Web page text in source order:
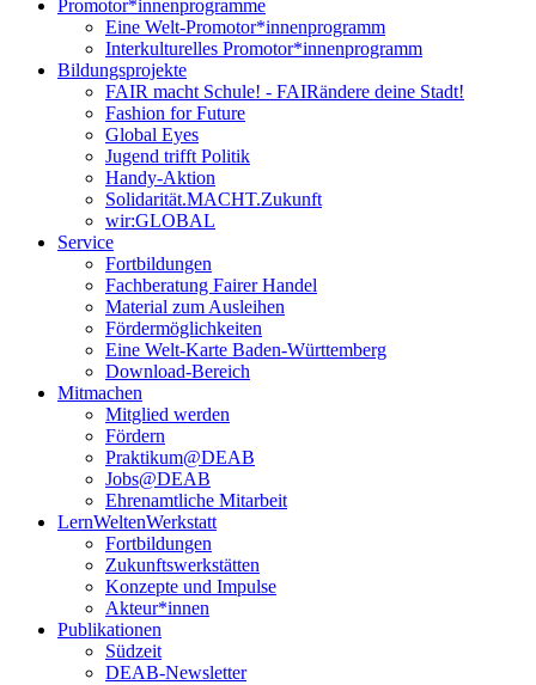
Promotor*innen­programme
Eine Welt-Promotor*innenprogramm
Interkulturelles Promotor*innenprogramm
Bildungsprojekte
FAIR macht Schule! - FAIRändere deine Stadt!
Fashion for Future
Global Eyes
Jugend trifft Politik
Handy-Aktion
Solidarität.MACHT.Zukunft
wir:GLOBAL
Service
Fortbildungen
Fachberatung Fairer Handel
Material zum Ausleihen
Fördermöglichkeiten
Eine Welt-Karte Baden-Württemberg
Download-Bereich
Mitmachen
Mitglied werden
Fördern
Praktikum@DEAB
Jobs@DEAB
Ehrenamtliche Mitarbeit
LernWeltenWerkstatt
Fortbildungen
Zukunftswerkstätten
Konzepte und Impulse
Akteur*innen
Publikationen
Südzeit
DEAB-Newsletter